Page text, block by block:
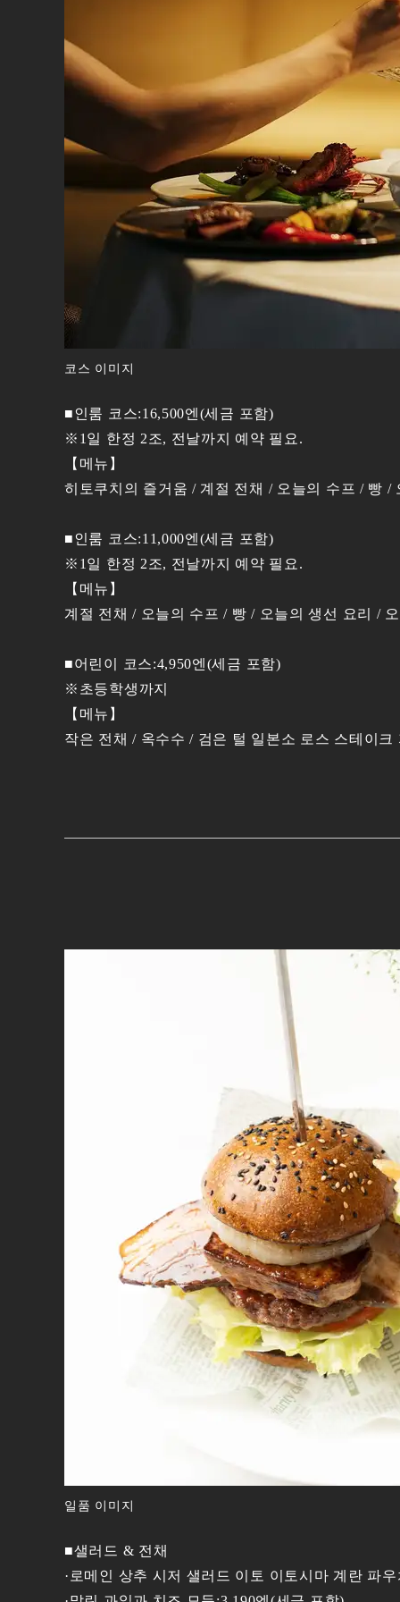
코스 이미지
■인룸 코스:16,500엔(세금 포함)
※1일 한정 2조, 전날까지 예약 필요.
【메뉴】
히토쿠치의 즐거움 / 계절 전채 / 오늘의 수프 / 빵
■인룸 코스:11,000엔(세금 포함)
※1일 한정 2조, 전날까지 예약 필요.
【메뉴】
계절 전채 / 오늘의 수프 / 빵 / 오늘의 생선 요리 /
■어린이 코스:4,950엔(세금 포함)
※초등학생까지
【메뉴】
작은 전채 / 옥수수 / 검은 털 일본소 로스 스테이
일품 이미지
■샐러드 & 전채
·로메인 상추 시저 샐러드 이토 이토시마 계란 파